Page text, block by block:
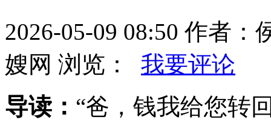
2026-05-09 08:50 作者
嫂网 浏览：
我要评论
导读： “爸，钱我给您转